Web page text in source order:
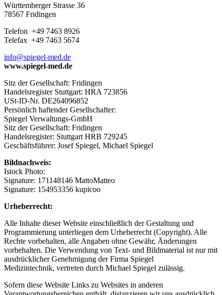
Württemberger Strasse 36
78567 Fridingen
Telefon +49 7463 8926
Telefax +49 7463 5674
info@spiegel-med.de
www.spiegel-med.de
Sitz der Gesellschaft: Fridingen
Handelsregister Stuttgart: HRA 723856
USt-ID-Nr. DE264096852
Persönlich haftender Gesellschafter:
Spiegel Verwaltungs-GmbH
Sitz der Gesellschaft: Fridingen
Handelsregister: Stuttgart HRB 729245
Geschäftsführer: Josef Spiegel, Michael Spiegel
Bildnachweis:
Istock Photo:
Signature: 171148146 MattoMatteo
Signature: 154953356 kupicoo
Urheberrecht:
Alle Inhalte dieser Website einschließlich der Gestaltung und
Programmierung unterliegen dem Urheberrecht (Copyright). Alle
Rechte vorbehalten, alle Angaben ohne Gewähr, Änderungen
vorbehalten. Die Verwendung von Text- und Bildmaterial ist nur mit
ausdrücklicher Genehmigung der Firma Spiegel
Medizintechnik, vertreten durch Michael Spiegel zulässig.
Sofern diese Website Links zu Websites in anderen